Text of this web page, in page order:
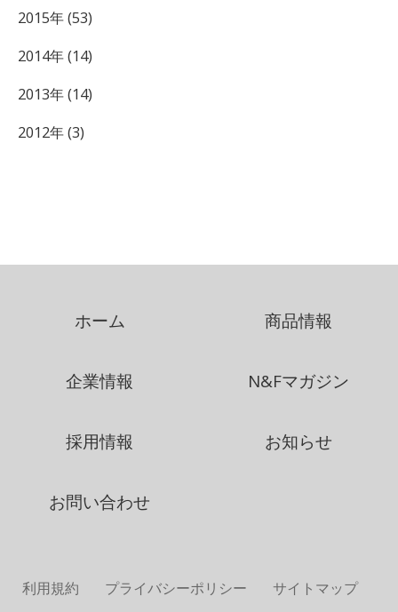
2015年 (53)
2014年 (14)
2013年 (14)
2012年 (3)
ホーム 商品情報
企業情報 N&Fマガジン
採用情報 お知らせ
お問い合わせ
利用規約 プライバシーポリシー サイトマップ